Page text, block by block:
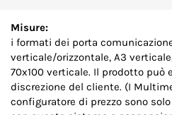
Misure:
i formati dei porta
verticale/orizzontale, A3
70x100 verticale. Il prodotto può
discrezione del cliente. (I
configuratore di prezzo sono